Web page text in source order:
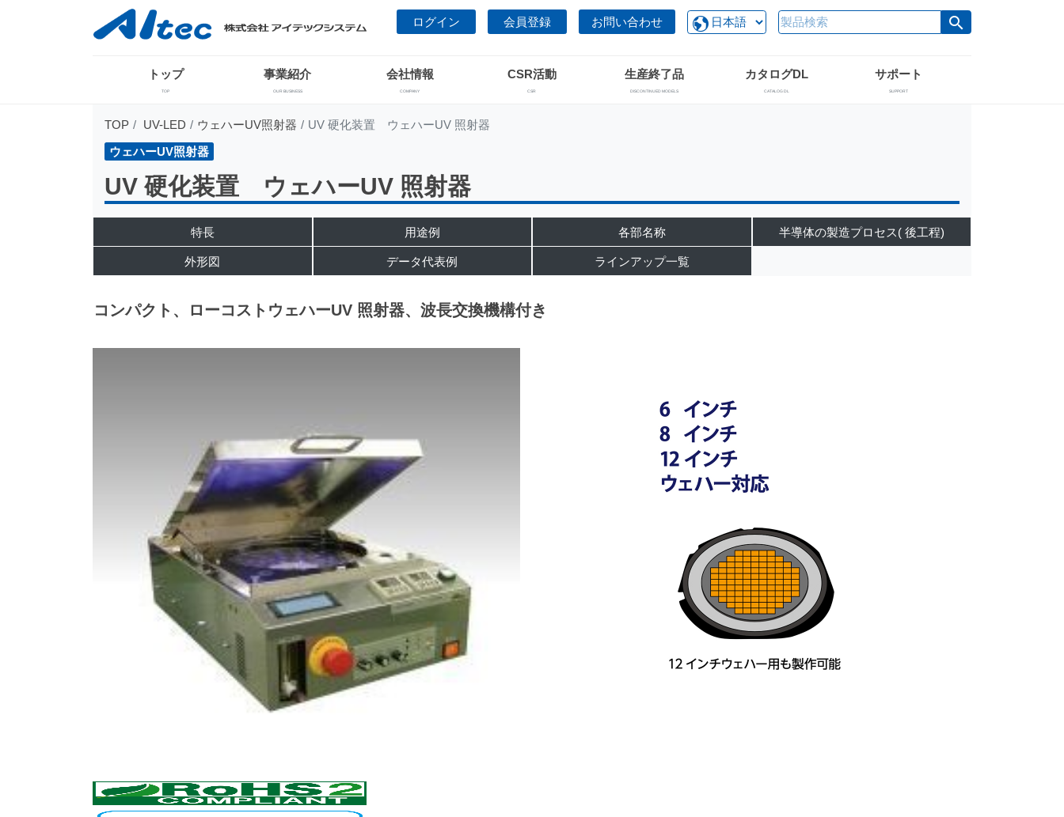
ログイン 会員登録 お問い合わせ search
トップ
TOP
事業紹介
OUR BUSINESS
会社情報
COMPANY
CSR活動
CSR
生産終了品
DISCONTINUED MODELS
カタログDL
CATALOG DL
サポート
SUPPORT
TOP UV-LED ウェハーUV照射器
UV 硬化装置 ウェハーUV 照射器
ウェハーUV照射器
UV 硬化装置 ウェハーUV 照射器
特長 用途例 各部名称 半導体の製造プロセス( 後工程)
外形図 データ代表例 ラインアップ一覧
コンパクト、ローコストウェハーUV 照射器、波長交換機構付き